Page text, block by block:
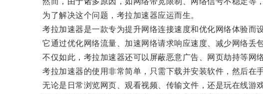
为了解决这个问题，考拉加速器应运而生。
考拉加速器是一款专为提升网络连接速度和优化网络体验而设
它通过优化网络流量、加速网络请求响应速度、减少网络丢
不仅如此，考拉加速器还可以屏蔽恶意广告、网页劫持等网络
考拉加速器的使用非常简单，只需下载并安装软件，然后在
无论是日常浏览网页、观看视频、传输文件，还是玩在线游